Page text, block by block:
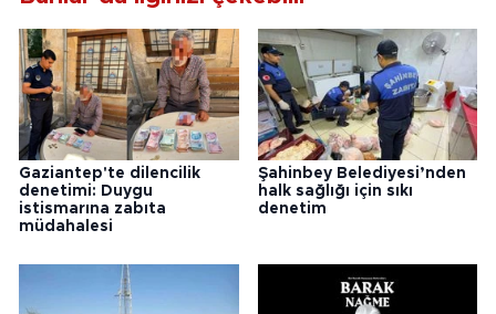
Gaziantep'te dilencilik
denetimi: Duygu
istismarına zabıta
müdahalesi
Şahinbey Belediyesi’nden
halk sağlığı için sıkı
denetim